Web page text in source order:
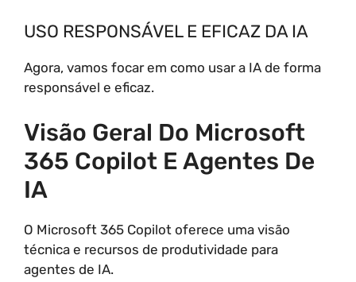
USO RESPONSÁVEL E EFICAZ DA IA
Agora, vamos focar em como usar a IA de forma
responsável e eficaz.
Visão Geral Do Microsoft
365 Copilot E Agentes De
IA
O Microsoft 365 Copilot oferece uma visão
técnica e recursos de produtividade para
agentes de IA.